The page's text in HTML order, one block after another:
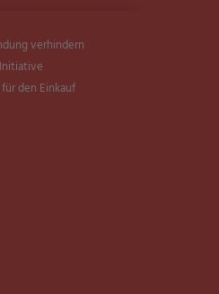
verhindern
den Einkauf